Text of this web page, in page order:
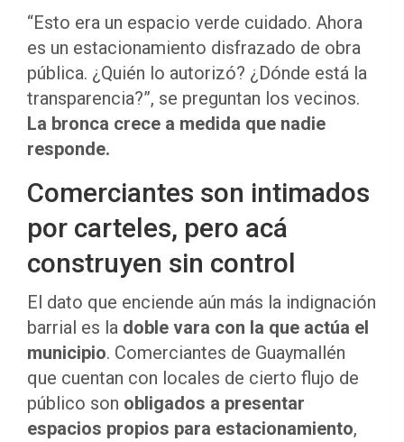
“Esto era un espacio verde cuidado. Ahora
es un estacionamiento disfrazado de obra
pública. ¿Quién lo autorizó? ¿Dónde está la
transparencia?”, se preguntan los vecinos.
La bronca crece a medida que nadie
responde.
Comerciantes son intimados
por carteles, pero acá
construyen sin control
El dato que enciende aún más la indignación
barrial es la doble vara con la que actúa el
municipio. Comerciantes de Guaymallén
que cuentan con locales de cierto flujo de
público son obligados a presentar
espacios propios para estacionamiento,